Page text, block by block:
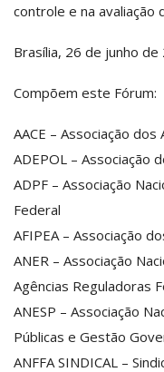
controle e na avaliação
Brasília, 26 de junho de
Compõem este Fórum:
AACE – Associação
ADEPOL – Associação
ADPF – Associação
Federal
AFIPEA – Associação
ANER – Associação
Agências Reguladoras
ANESP – Associação
Públicas e Gestão
ANFFA SINDICAL –